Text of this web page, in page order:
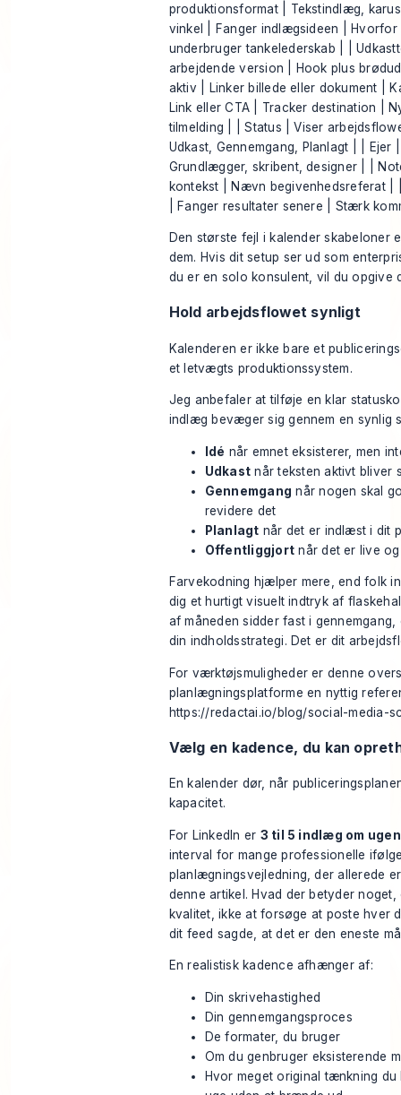
produktionsformat | Tekstindlæg,
vinkel | Fanger indlægsideen |
underbruger tankelederskab | |
arbejdende version | Hook plus
aktiv | Linker billede eller dokument |
Link eller CTA | Tracker destination |
tilmelding | | Status | Viser
Udkast, Gennemgang, Planlagt | | Ejer
Grundlægger, skribent, designer | |
kontekst | Nævn begivenhedsreferat |
| Fanger resultater senere | Stærk
Den største fejl i kalender skabeloner
dem. Hvis dit setup ser ud som
du er en solo konsulent, vil du opgive
Hold arbejdsflowet synligt
Kalenderen er ikke bare et
et letvægts produktionssystem.
Jeg anbefaler at tilføje en klar
indlæg bevæger sig gennem en synlig
Idé når emnet eksisterer, men
Udkast når teksten aktivt bliver
Gennemgang når nogen skal
revidere det
Planlagt når det er indlæst i dit
Offentliggjort når det er live
Farvekodning hjælper mere, end folk
dig et hurtigt visuelt indtryk af
af måneden sidder fast i gennemgang,
din indholdsstrategi. Det er dit
For værktøjsmuligheder er denne
planlægningsplatforme en nyttig
https://redactai.io/blog/social-media-
Vælg en kadence, du kan
En kalender dør, når
kapacitet.
For LinkedIn er 3 til 5 indlæg om ugen
interval for mange professionelle
planlægningsvejledning, der allerede
denne artikel. Hvad der betyder
kvalitet, ikke at forsøge at poste hver
dit feed sagde, at det er den eneste
En realistisk kadence afhænger af:
Din skrivehastighed
Din gennemgangsproces
De formater, du bruger
Om du genbruger eksisterende
Hvor meget original tænkning